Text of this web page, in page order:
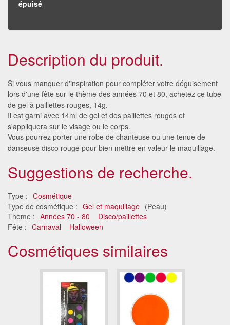
épuisé
Description du produit.
Si vous manquer d'inspiration pour compléter votre déguisement
lors d'une fête sur le thème des années 70 et 80, achetez ce tube
de gel à paillettes rouges, 14g.
Il est garni avec 14ml de gel et des paillettes rouges et
s'appliquera sur le visage ou le corps.
Vous pourrez porter une robe de chanteuse ou une tenue de
danseuse disco rouge pour bien mettre en valeur le maquillage.
Suggestions de recherche.
Type : Cosmétique
Type de cosmétique : Gel et maquillage (Peau)
Thème : Années 70 - 80
Disco/paillettes
Fête : Carnaval Halloween
Cosmétiques similaires